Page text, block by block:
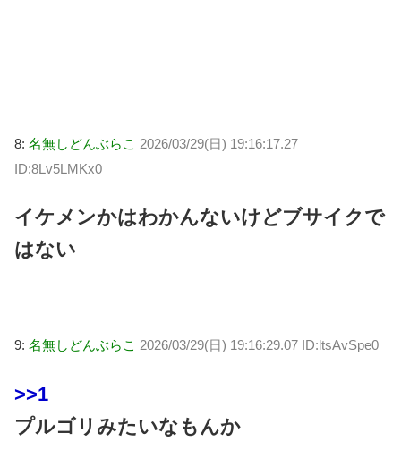
8: 名無しどんぶらこ 2026/03/29(日) 19:16:17.27
ID:8Lv5LMKx0
イケメンかはわかんないけどブサイクで
はない
9: 名無しどんぶらこ 2026/03/29(日) 19:16:29.07 ID:ltsAvSpe0
>>1
プルゴリみたいなもんか